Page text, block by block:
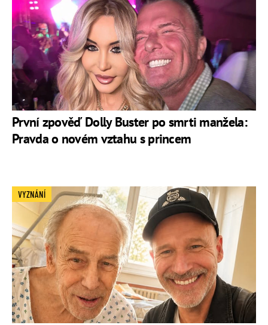
První zpověď Dolly Buster po smrti manžela:
Pravda o novém vztahu s princem
VYZNÁNÍ